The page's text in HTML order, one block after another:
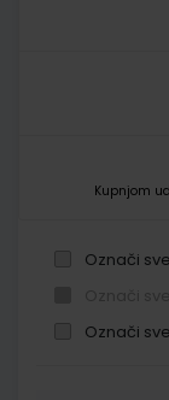
Kupnjom
Označi
Označi